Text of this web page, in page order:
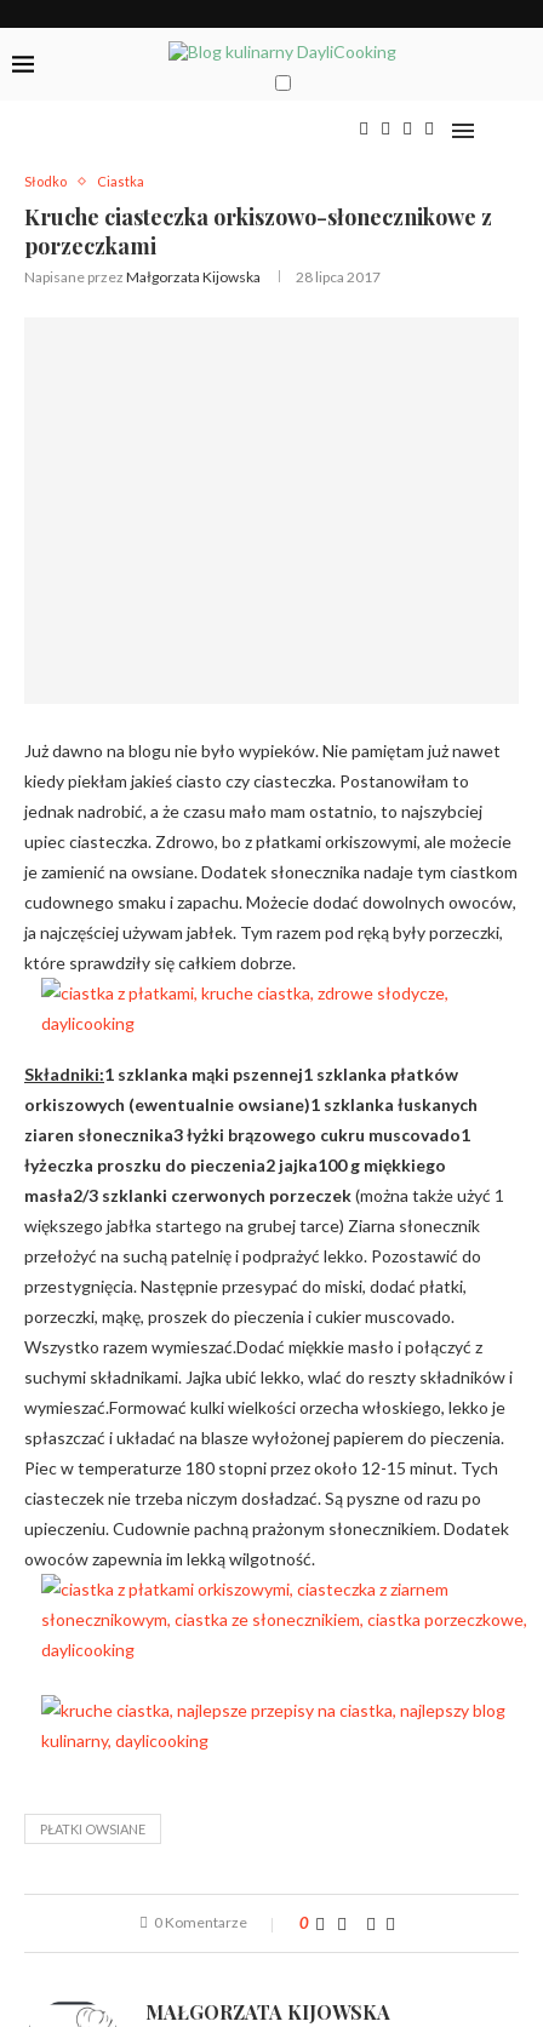
Słodko Ciastka
Kruche ciasteczka orkiszowo-słonecznikowe z
porzeczkami
Napisane przez Małgorzata Kijowska 28 lipca 2017
Już dawno na blogu nie było wypieków. Nie pamiętam już nawet
kiedy piekłam jakieś ciasto czy ciasteczka. Postanowiłam to
jednak nadrobić, a że czasu mało mam ostatnio, to najszybciej
upiec ciasteczka. Zdrowo, bo z płatkami orkiszowymi, ale możecie
je zamienić na owsiane. Dodatek słonecznika nadaje tym ciastkom
cudownego smaku i zapachu. Możecie dodać dowolnych owoców,
ja najczęściej używam jabłek. Tym razem pod ręką były porzeczki,
które sprawdziły się całkiem dobrze.
Składniki:1 szklanka mąki pszennej1 szklanka płatków
orkiszowych (ewentualnie owsiane)1 szklanka łuskanych
ziaren słonecznika3 łyżki brązowego cukru muscovado1
łyżeczka proszku do pieczenia2 jajka100 g miękkiego
masła2/3 szklanki czerwonych porzeczek(można także użyć 1
większego jabłka startego na grubej tarce) Ziarna słonecznik
przełożyć na suchą patelnię i podprażyć lekko. Pozostawić do
przestygnięcia. Następnie przesypać do miski, dodać płatki,
porzeczki, mąkę, proszek do pieczenia i cukier muscovado.
Wszystko razem wymieszać.Dodać miękkie masło i połączyć z
suchymi składnikami. Jajka ubić lekko, wlać do reszty składników i
wymieszać.Formować kulki wielkości orzecha włoskiego, lekko je
spłaszczać i układać na blasze wyłożonej papierem do pieczenia.
Piec w temperaturze 180 stopni przez około 12-15 minut. Tych
ciasteczek nie trzeba niczym dosładzać. Są pyszne od razu po
upieczeniu. Cudownie pachną prażonym słonecznikiem. Dodatek
owoców zapewnia im lekką wilgotność.
PŁATKI OWSIANE
0 Komentarze 0
MAŁGORZATA KIJOWSKA